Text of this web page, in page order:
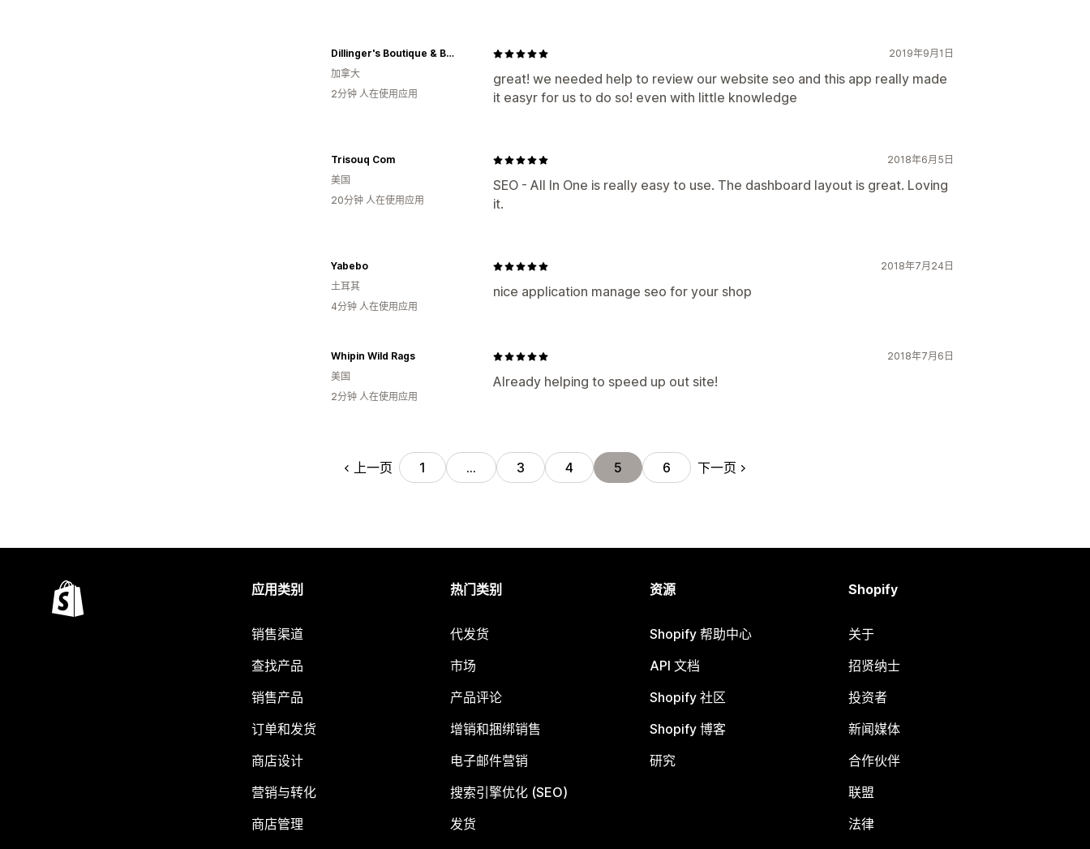
2019年9月1日
great! we needed help to review our website seo and this app really made
it easyr for us to do so! even with little knowledge
Dillinger's Boutique & Barbier
加拿大
2分钟 人在使用应用
2018年6月5日
SEO - All In One is really easy to use. The dashboard layout is great. Loving
it.
Trisouq Com
美国
20分钟 人在使用应用
2018年7月24日
nice application manage seo for your shop
Yabebo
土耳其
4分钟 人在使用应用
2018年7月6日
Already helping to speed up out site!
Whipin Wild Rags
美国
2分钟 人在使用应用
上一页 1 … 3 4 5 6 下一页
应用类别
销售渠道
查找产品
销售产品
订单和发货
商店设计
营销与转化
商店管理
热门类别
代发货
市场
产品评论
增销和捆绑销售
电子邮件营销
搜索引擎优化 (SEO)
发货
资源
Shopify 帮助中心
API 文档
Shopify 社区
Shopify 博客
研究
Shopify
关于
招贤纳士
投资者
新闻媒体
合作伙伴
联盟
法律